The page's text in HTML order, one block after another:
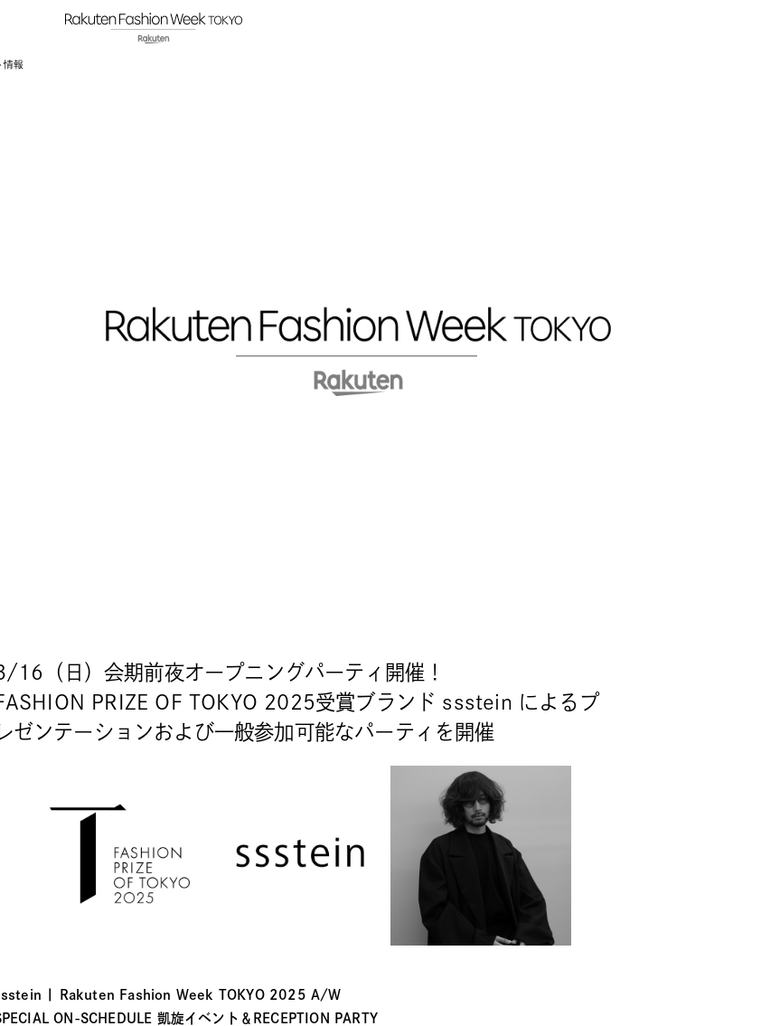
報
16（日）会期前夜オープニングパーティ開催！
PRIZE OF TOKYO 2025受賞ブランド ssstein によるプ
レゼンテーションおよび一般参加可能なパーティを開催
| Rakuten Fashion Week TOKYO 2025 A/W
ON-SCHEDULE 凱旋イベント＆RECEPTION PARTY